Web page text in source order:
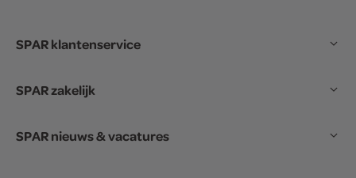
SPAR klantenservice
SPAR zakelijk
SPAR nieuws & vacatures